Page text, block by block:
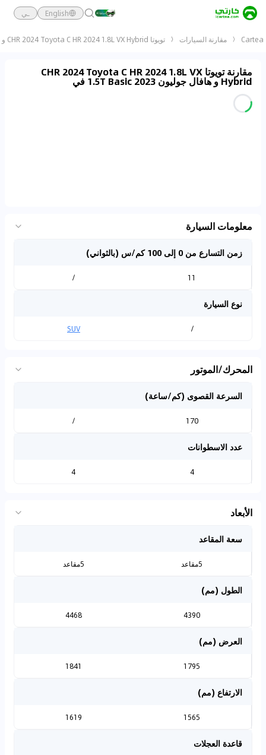
English ـي
Cartea مقارنة السيارات تويوتا CHR 2024 Toyota C HR 2024 1.8L VX Hybrid و هافال جوليون 2023 1.5T Basic
مقارنة تويوتا CHR 2024 Toyota C HR 2024 1.8L VX
Hybrid و هافال جوليون 2023 1.5T Basic في
معلومات السيارة
زمن التسارع من 0 إلى 100 كم/س (بالثواني)
11
/
نوع السيارة
/
SUV
المحرك/الموتور
السرعة القصوى (كم/ساعة)
170
/
عدد الاسطوانات
4
4
الأبعاد
سعة المقاعد
5مقاعد 5مقاعد
الطول (مم)
4390
4468
العرض (مم)
1795
1841
الارتفاع (مم)
1565
1619
قاعدة العجلات